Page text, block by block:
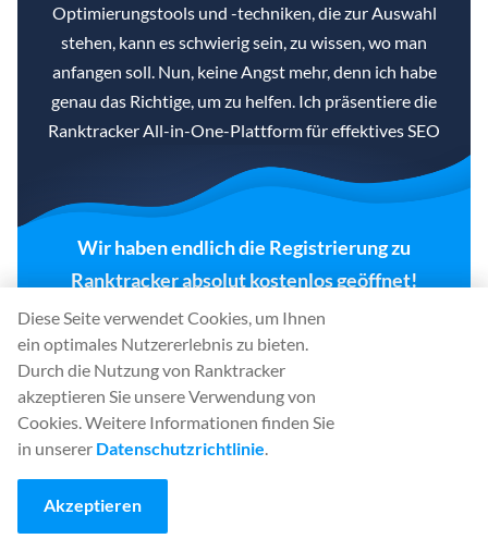
Optimierungstools und -techniken, die zur Auswahl
stehen, kann es schwierig sein, zu wissen, wo man
anfangen soll. Nun, keine Angst mehr, denn ich habe
genau das Richtige, um zu helfen. Ich präsentiere die
Ranktracker All-in-One-Plattform für effektives SEO
Wir haben endlich die Registrierung zu
Ranktracker absolut kostenlos geöffnet!
EIN KOSTENLOSES KONTO ERSTELLEN
Odermelden Sie sichmit Ihren Anmeldedaten
Eine Website ist nur dann wertvoll, wenn sie von
Besuchern besucht wird, und die
Diese Seite verwendet Cookies, um Ihnen
ein optimales Nutzererlebnis zu bieten.
Durch die Nutzung von Ranktracker
akzeptieren Sie unsere Verwendung von
Cookies. Weitere Informationen finden Sie
in unserer Datenschutzrichtlinie.
Akzeptieren